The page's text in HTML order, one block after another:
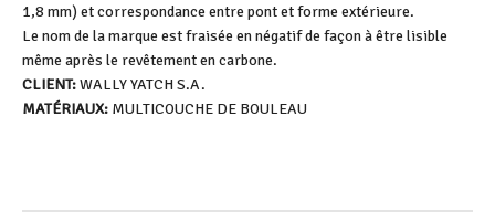
1,8 mm) et correspondance entre pont et forme extérieure.
Le nom de la marque est fraisée en négatif de façon à être lisible
même après le revêtement en carbone.
CLIENT:WALLY YATCH S.A.
MATÉRIAUX: MULTICOUCHE DE BOULEAU